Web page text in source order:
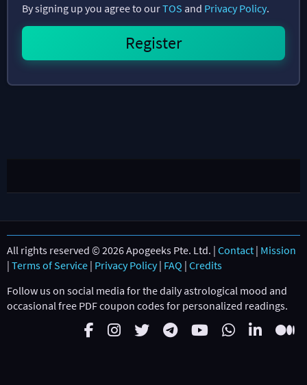
By signing up you agree to ourTOS and Privacy Policy.
All rights reserved © 2026 Apogeeks Pte. Ltd. | Contact | Mission
| Terms of Service | Privacy Policy| FAQ | Credits
Follow us on social media for the daily astrological mood and
occasional free PDF coupon codes for personalized readings.